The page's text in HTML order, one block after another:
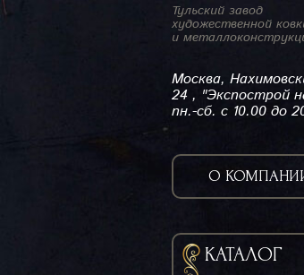
Тульский завод
художественной
и
Москва,
24 , "Экспострой
пн.-сб. с 10.00 до
О
КАТАЛОГ